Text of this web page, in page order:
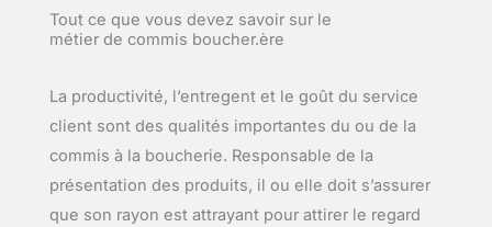
Tout ce que vous devez savoir sur le
métier de commis boucher.ère
La productivité, l’entregent et le goût du service
client sont des qualités importantes du ou de la
commis à la boucherie. Responsable de la
présentation des produits, il ou elle doit s’assurer
que son rayon est attrayant pour attirer le regard